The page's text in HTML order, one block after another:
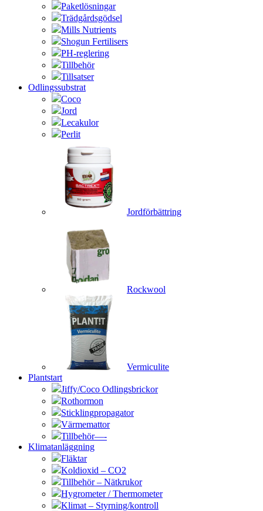
Paketlösningar
Trädgårdsgödsel
Mills Nutrients
Shogun Fertilisers
PH-reglering
Tillbehör
Tillsatser
Odlingssubstrat
Coco
Jord
Lecakulor
Perlit
Jordförbättring
Rockwool
Vermiculite
Plantstart
Jiffy/Coco Odlingsbrickor
Rothormon
Sticklingpropagator
Värmemattor
Tillbehör—-
Klimatanläggning
Fläktar
Koldioxid – CO2
Tillbehör – Nätkrukor
Hygrometer / Thermometer
Klimat – Styrning/kontroll